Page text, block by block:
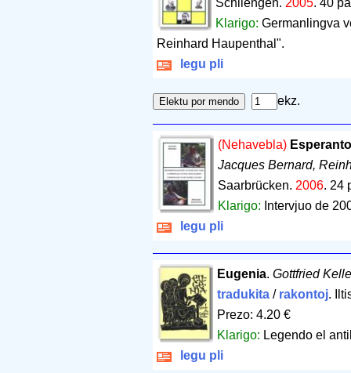
Schliengen. 2005. 40
Klarigo: Germanlingva
Reinhard Haupenthal".
legu pli
ekz.
(Nehavebla)
Jacques Bernard,
Saarbrücken. 2006. 24
Klarigo: Intervjuo de
legu pli
Eugenia. Gottfried
tradukita/ rakontoj.
Prezo: 4.20 €
Klarigo: Legendo el
legu pli